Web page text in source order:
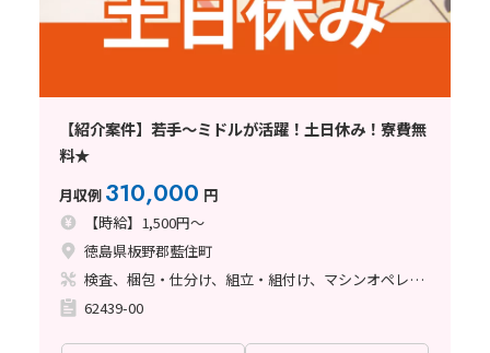
【紹介案件】若手～ミドルが活躍！土日休み！寮費無
料★
月収例 310,000 円
【時給】1,500円～
徳島県板野郡藍住町
検査、梱包・仕分け、組立・組付け、マシンオペレーター、玉掛け・クレーン
62439-00